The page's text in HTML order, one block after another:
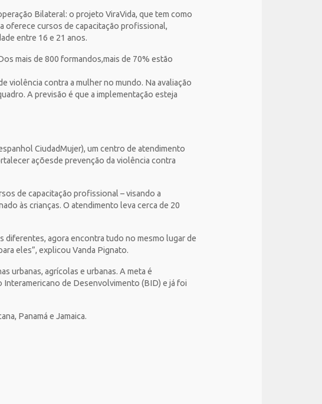
Bilateral: o projeto ViraVida, que tem como
oferece cursos de capacitação profissional,
entre 16 e 21 anos.
mais de 800 formandos,mais de 70% estão
violência contra a mulher no mundo. Na avaliação
A previsão é que a implementação esteja
CiudadMujer), um centro de atendimento
açõesde prevenção da violência contra
de capacitação profissional – visando a
às crianças. O atendimento leva cerca de 20
diferentes, agora encontra tudo no mesmo lugar de
eles”, explicou Vanda Pignato.
urbanas, agrícolas e urbanas. A meta é
de Desenvolvimento (BID) e já foi
Panamá e Jamaica.